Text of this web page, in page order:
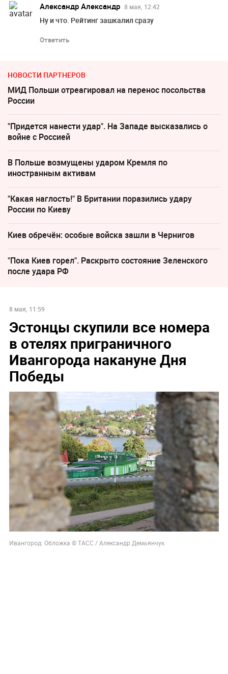
Александр Александр 8 мая, 12:42
Ну и что. Рейтинг зашкалил сразу
Ответить
НОВОСТИ ПАРТНЕРОВ
МИД Польши отреагировал на перенос посольства
России
"Придется нанести удар". На Западе высказались о
войне с Россией
В Польше возмущены ударом Кремля по
иностранным активам
"Какая наглость!" В Британии поразились удару
России по Киеву
Киев обречён: особые войска зашли в Чернигов
"Пока Киев горел". Раскрыто состояние Зеленского
после удара РФ
8 мая, 11:59
Эстонцы скупили все номера
в отелях приграничного
Ивангорода накануне Дня
Победы
Ивангород. Обложка © ТАСС / Александр Демьянчук